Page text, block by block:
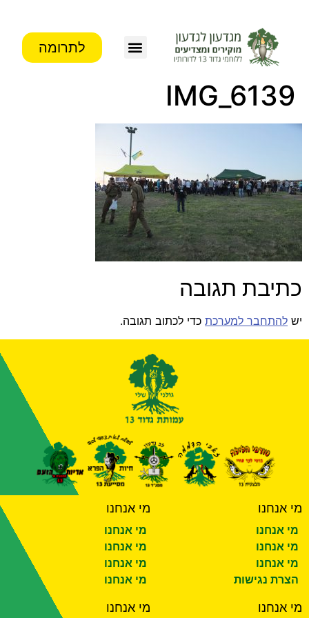
לתרומה
IMG_6139
כתיבת תגובה
יש להתחבר למערכת כדי לכתוב תגובה.
מי אנחנו
מי אנחנו
מי אנחנו
מי אנחנו
הצרת נגישות
מי אנחנו
מי אנחנו
מי אנחנו
מי אנחנו
מי אנחנו
מי אנחנו מי אנחנו